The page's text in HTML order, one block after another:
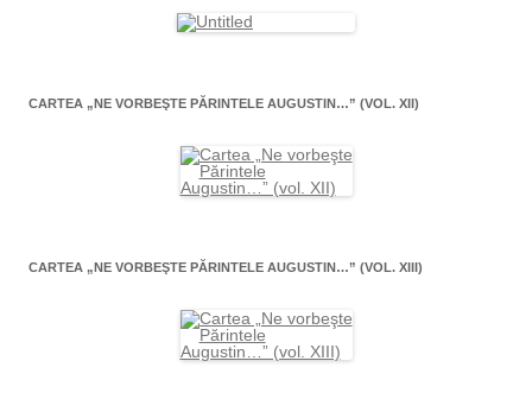
CARTEA „NE VORBEŞTE PĂRINTELE AUGUSTIN…” (VOL. XII)
CARTEA „NE VORBEŞTE PĂRINTELE AUGUSTIN…” (VOL. XIII)